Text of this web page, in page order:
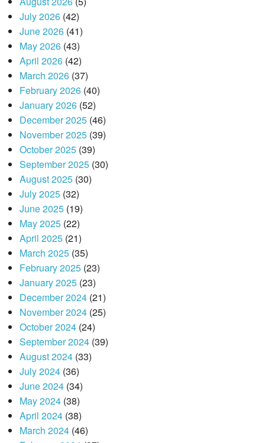
July 2026(42)
June 2026(41)
May 2026(43)
April 2026(42)
March 2026(37)
February 2026(40)
January 2026(52)
December 2025(46)
November 2025(39)
October 2025(39)
September 2025(30)
August 2025(30)
July 2025(32)
June 2025(19)
May 2025(22)
April 2025(21)
March 2025(35)
February 2025(23)
January 2025(23)
December 2024(21)
November 2024(25)
October 2024(24)
September 2024(39)
August 2024(33)
July 2024(36)
June 2024(34)
May 2024(38)
April 2024(38)
March 2024(46)